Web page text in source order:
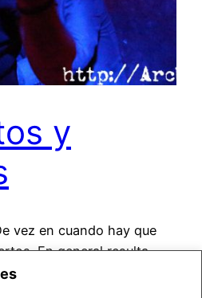
y
vez en cuando hay que
En general resulta
otras circunstancias para